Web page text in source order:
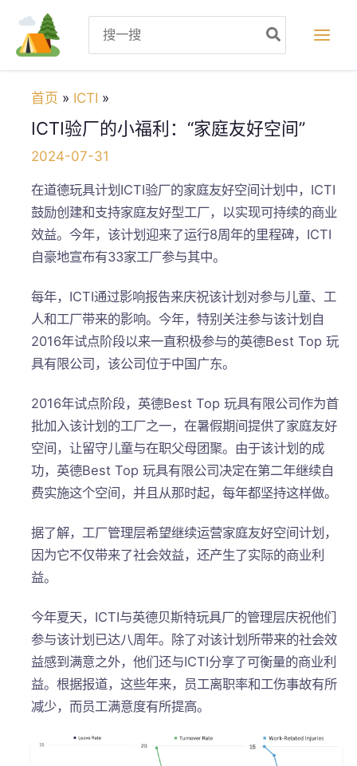
for:
首页 ICTI
ICTI验厂的小福利：“家庭友好空间”
2024-07-31
在道德玩具计划ICTI验厂的家庭友好空间计划中，ICTI
鼓励创建和支持家庭友好型工厂，以实现可持续的商业
效益。今年，该计划迎来了运行8周年的里程碑，ICTI
自豪地宣布有33家工厂参与其中。
每年，ICTI通过影响报告来庆祝该计划对参与儿童、工
人和工厂带来的影响。今年，特别关注参与该计划自
2016年试点阶段以来一直积极参与的英德Best Top 玩
具有限公司，该公司位于中国广东。
2016年试点阶段，英德Best Top 玩具有限公司作为首
批加入该计划的工厂之一，在暑假期间提供了家庭友好
空间，让留守儿童与在职父母团聚。由于该计划的成
功，英德Best Top 玩具有限公司决定在第二年继续自
费实施这个空间，并且从那时起，每年都坚持这样做。
据了解，工厂管理层希望继续运营家庭友好空间计划，
因为它不仅带来了社会效益，还产生了实际的商业利
益。
今年夏天，ICTI与英德贝斯特玩具厂的管理层庆祝他们
参与该计划已达八周年。除了对该计划所带来的社会效
益感到满意之外，他们还与ICTI分享了可衡量的商业利
益。根据报道，这些年来，员工离职率和工伤事故有所
减少，而员工满意度有所提高。